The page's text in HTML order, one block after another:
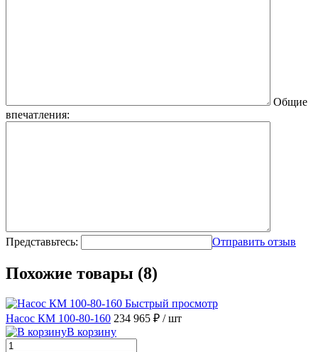
Общие
впечатления:
Представьтесь: Отправить отзыв
Похожие товары (8)
Быстрый просмотр
Насос КМ 100-80-160 234 965 ₽ / шт
В корзину